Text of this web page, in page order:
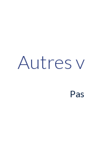
Autres